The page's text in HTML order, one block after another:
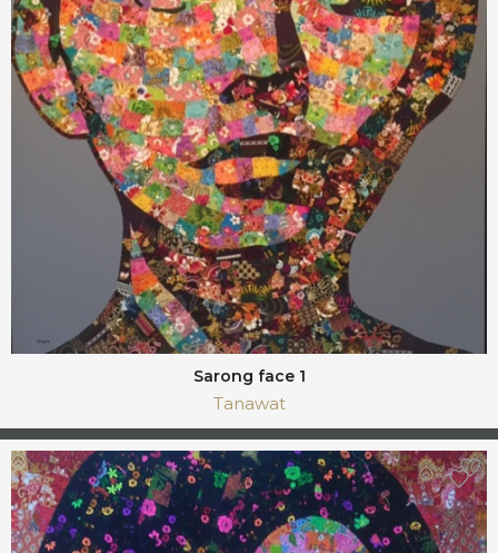
Sarong face 1
Tanawat